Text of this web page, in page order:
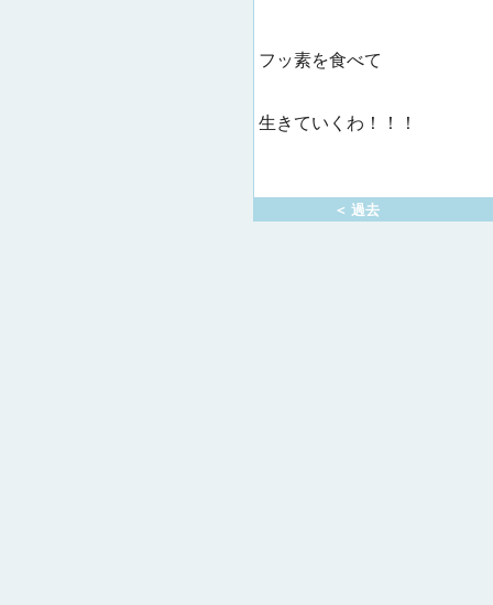
フッ素を食べて
生きていくわ！！！
＜ 過去